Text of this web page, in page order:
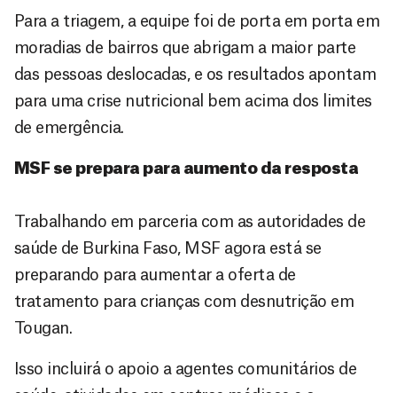
Para a triagem, a equipe foi de porta em porta em
moradias de bairros que abrigam a maior parte
das pessoas deslocadas, e os resultados apontam
para uma crise nutricional bem acima dos limites
de emergência.
MSF se prepara para aumento da resposta
Trabalhando em parceria com as autoridades de
saúde de Burkina Faso, MSF agora está se
preparando para aumentar a oferta de
tratamento para crianças com desnutrição em
Tougan.
Isso incluirá o apoio a agentes comunitários de